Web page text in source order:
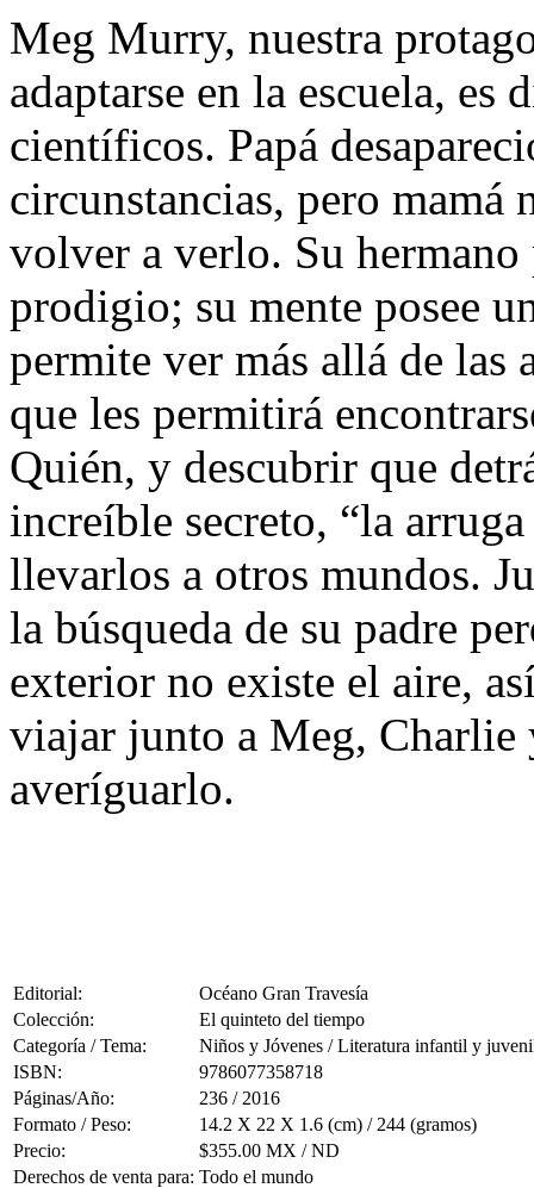
Meg Murry, nuestra
adaptarse en la escuela,
científicos. Papá
circunstancias, pero mamá
volver a verlo. Su
prodigio; su mente posee
permite ver más allá de las
que les permitirá
Quién, y descubrir que
increíble secreto, “la
llevarlos a otros mundos.
la búsqueda de su padre
exterior no existe el aire,
viajar junto a Meg, Charlie
averíguarlo.
Editorial:
Océano Gran Travesía
Colección:
El quinteto del tiempo
Categoría / Tema:
Niños y Jóvenes / Literatura infantil y
ISBN:
9786077358718
Páginas/Año:
236 / 2016
Formato / Peso:
14.2 X 22 X 1.6 (cm) / 244 (gramos)
Precio:
$355.00 MX / ND
Derechos de venta para: Todo el mundo